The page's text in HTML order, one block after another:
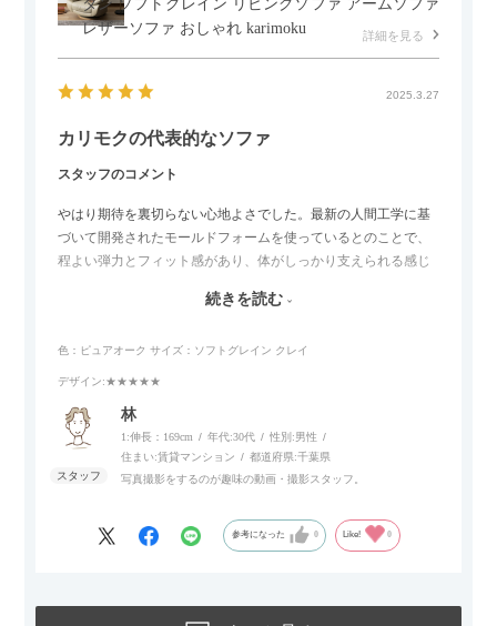
タン ソフトグレイン リビングソファ アームソファ
レザーソファ おしゃれ karimoku
詳細を見る
2025.3.27
カリモクの代表的なソファ
スタッフのコメント
やはり期待を裏切らない心地よさでした。最新の人間工学に基
づいて開発されたモールドフォームを使っているとのことで、
程よい弾力とフィット感があり、体がしっかり支えられる感じ
リラックスタイムによさそうでした。回転タイプなので、個人
す。
続きを読む
色：ピュアオーク サイズ：ソフトグレイン クレイ
デザイン:★★★★★
林
1:伸長：169cm 年代:30代 性別:男性
住まい:賃貸マンション 都道府県:千葉県
写真撮影をするのが趣味の動画・撮影スタッフ。
参考になった 0 Like! 0